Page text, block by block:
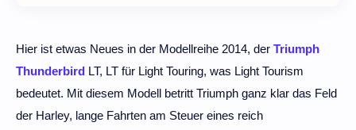
Hier ist etwas Neues in der Modellreihe 2014, der Triumph
Thunderbird LT, LT für Light Touring, was Light Tourism
bedeutet. Mit diesem Modell betritt Triumph ganz klar das Feld
der Harley, lange Fahrten am Steuer eines reich